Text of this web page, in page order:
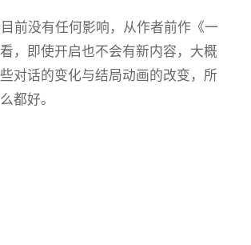
前没有任何影响，从作者前作《一
，即使开启也不会有新内容，大概
对话的变化与结局动画的改变，所
都好。